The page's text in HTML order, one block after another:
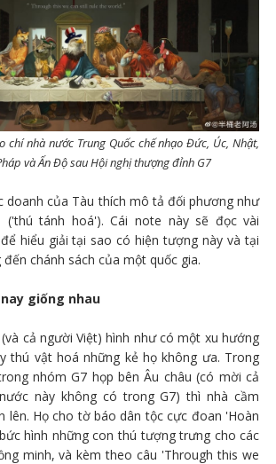
chí nhà nước Trung Quốc chế nhạo Đức, Úc, Nhật,
và Ấn Độ sau Hội nghị thượng đỉnh G7
doanh của Tàu thích mô tả đối phương như
('thú tánh hoá'). Cái note này sẽ đọc vài
hiểu giải tại sao có hiện tượng này và tại
chánh sách của một quốc gia.
giống nhau
cả người Việt) hình như có một xu hướng
thú vật hoá những kẻ họ không ưa. Trong
nhóm G7 họp bên Âu châu (có mời cả
này không có trong G7) thì nhà cầm
lên. Họ cho tờ báo dân tộc cực đoan 'Hoàn
hình những con thú tượng trưng cho các
minh, và kèm theo câu 'Through this we